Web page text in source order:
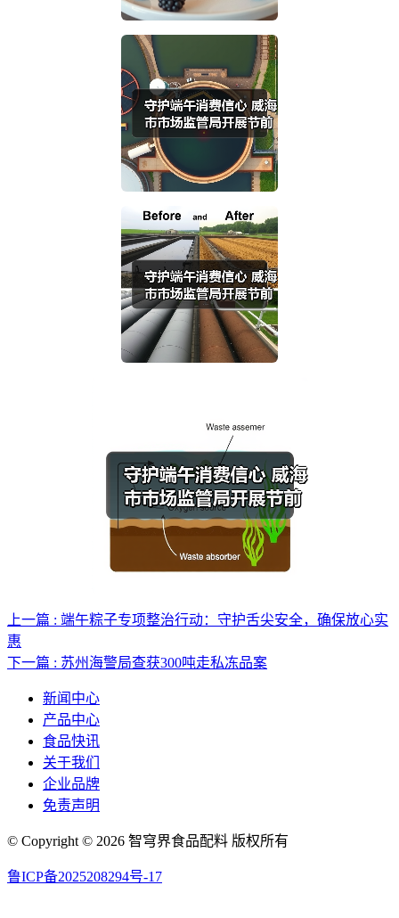
上一篇 : 端午粽子专项整治行动：守护舌尖安全，确保放心实
惠
下一篇 : 苏州海警局查获300吨走私冻品案
新闻中心
产品中心
食品快讯
关于我们
企业品牌
免责声明
© Copyright © 2026 智穹界食品配料 版权所有
鲁ICP备2025208294号-17